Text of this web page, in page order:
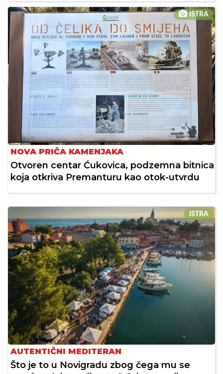
ISTRA
NOVA PRIČA KAMENJAKA
Otvoren centar Ćukovica, podzemna bitnica
koja otkriva Premanturu kao otok-utvrdu
ISTRA
AUTENTIČNI MEDITERAN
Što je to u Novigradu zbog čega mu se